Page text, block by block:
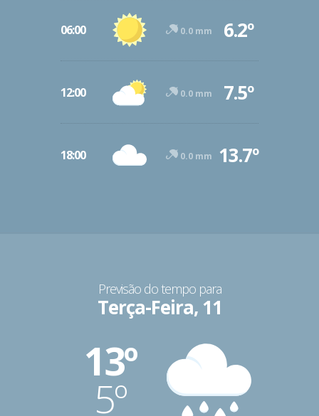
06:00 0.0 mm 6.2º
12:00 0.0 mm 7.5º
18:00 0.0 mm 13.7º
Previsão do tempo para
Terça-Feira, 11
13º
5º